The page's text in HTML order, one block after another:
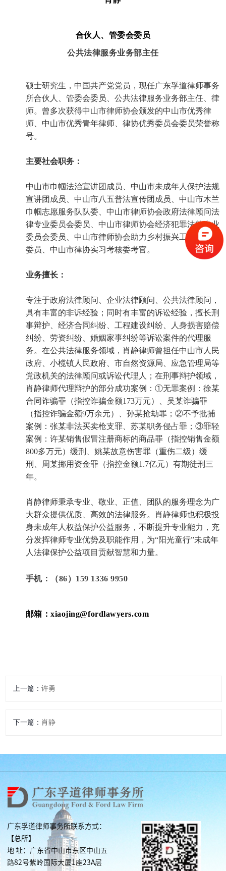
合伙人、管委会委员
公共法律服务业务部主任
硕士研究生，中国共产党党员，现任广东孚道律师事务
所合伙人、管委会委员、公共法律服务业务部主任、律
师。曾多次获得中山市律师协会颁发的中山市优秀律
师、中山市优秀青年律师、律协优秀委员会委员荣誉称
号。
主要社会职务：
中山市巾帼法治宣讲团成员、中山市未成年人保护法规
宣讲团成员、中山市八五普法宣传团成员、中山市木兰
巾帼志愿服务队队委、中山市律师协会政府法律顾问法
律专业委员会委员、中山市律师协会经济犯罪法律专业
委员会委员、中山市律师协会助力乡村振兴工作委员会
委员、中山市律协实习考核委考官。
业务擅长：
专注于政府法律顾问、企业法律顾问、公共法律顾问，
具有丰富的非诉经验；同时有丰富的诉讼经验，擅长刑
事辩护、经济合同纠纷、工程建设纠纷、人身损害赔偿
纠纷、劳资纠纷、婚姻家事纠纷等诉讼案件的代理服
务。在公共法律服务领域，肖静律师曾担任中山市人民
政府、小榄镇人民政府、市自然资源局、应急管理局等
党政机关的法律顾问或诉讼代理人；在刑事辩护领域，
肖静律师代理辩护的部分成功案例：①无罪案例：徐某
合同诈骗罪（指控诈骗金额173万元）、吴某诈骗罪
（指控诈骗金额9万余元）、孙某抢劫罪；②不予批捕
案例：张某非法买卖枪支罪、苏某职务侵占罪；③罪轻
案例：许某销售假冒注册商标的商品罪（指控销售金额
800多万元）缓刑、姚某故意伤害罪（重伤二级）缓
刑、周某挪用资金罪（指控金额1.7亿元）有期徒刑三
年。
肖静律师秉承专业、敬业、正值、团队的服务理念为广
大群众提供优质、高效的法律服务。肖静律师也积极投
身未成年人权益保护公益服务，不断提升专业能力，充
分发挥律师专业优势及职能作用，为“阳光童行”未成年
人法律保护公益项目贡献智慧和力量。
手机：（86）159 1336 9950
邮箱：xiaojing@fordlawyers.com
上一篇： 许勇
下一篇： 肖静
广东孚道律师事务所联系方式：
【总所】
地 址：广东省中山市东区中山五
路82号紫岭国际大厦1座23A层